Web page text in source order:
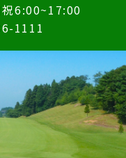
6:00~17:00
1111